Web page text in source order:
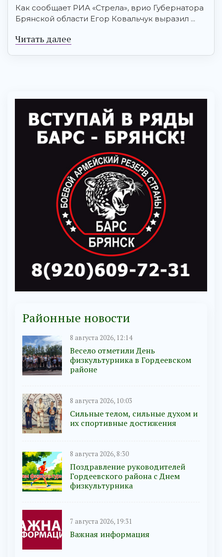
Как сообщает РИА «Стрела», врио Губернатора
Брянской области Егор Ковальчук выразил ...
Читать далее
Районные новости
8 августа 2026, 12:14
Весело отметили День
физкультурника в Гордеевском
районе
8 августа 2026, 10:03
Сильные телом, сильные духом и
их спортивные достижения
8 августа 2026, 8:30
Поздравление руководителей
Гордеевского района с Днем
физкультурника
7 августа 2026, 19:31
Важная информация